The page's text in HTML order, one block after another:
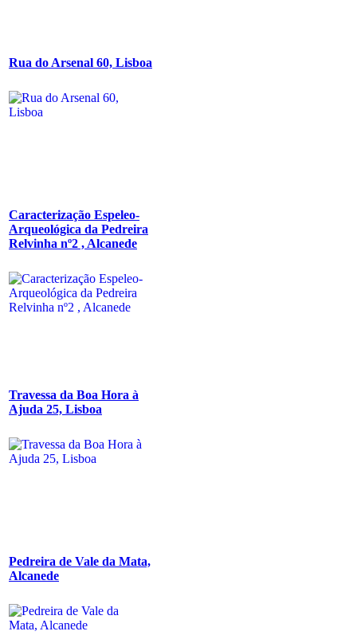
Rua do Arsenal 60, Lisboa
Caracterização Espeleo-
Arqueológica da Pedreira
Relvinha nº2 , Alcanede
Travessa da Boa Hora à
Ajuda 25, Lisboa
Pedreira de Vale da Mata,
Alcanede